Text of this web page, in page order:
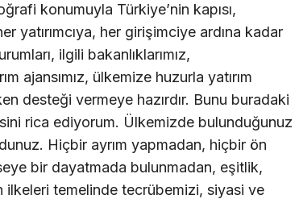
konumuyla Türkiye’nin kapısı,
yatırımcıya, her girişimciye ardına kadar
ilgili bakanlıklarımız,
ajansımız, ülkemize huzurla yatırım
desteği vermeye hazırdır. Bunu buradaki
rica ediyorum. Ülkemizde bulunduğunuz
Hiçbir ayrım yapmadan, hiçbir ön
bir dayatmada bulunmadan, eşitlik,
ilkeleri temelinde tecrübemizi, siyasi ve